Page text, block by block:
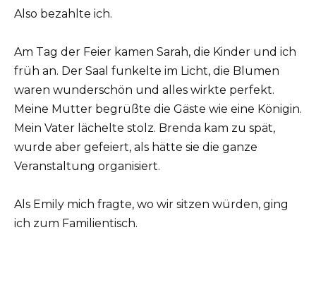
Also bezahlte ich.
Am Tag der Feier kamen Sarah, die Kinder und ich
früh an. Der Saal funkelte im Licht, die Blumen
waren wunderschön und alles wirkte perfekt.
Meine Mutter begrüßte die Gäste wie eine Königin.
Mein Vater lächelte stolz. Brenda kam zu spät,
wurde aber gefeiert, als hätte sie die ganze
Veranstaltung organisiert.
Als Emily mich fragte, wo wir sitzen würden, ging
ich zum Familientisch.